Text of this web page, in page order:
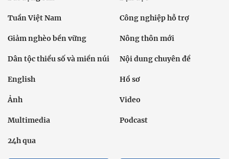
Tuần Việt Nam Công nghiệp hỗ trợ
Giảm nghèo bền vững Nông thôn mới
Dân tộc thiểu số và miền núi Nội dung chuyên đề
English Hồ sơ
Ảnh Video
Multimedia Podcast
24h qua